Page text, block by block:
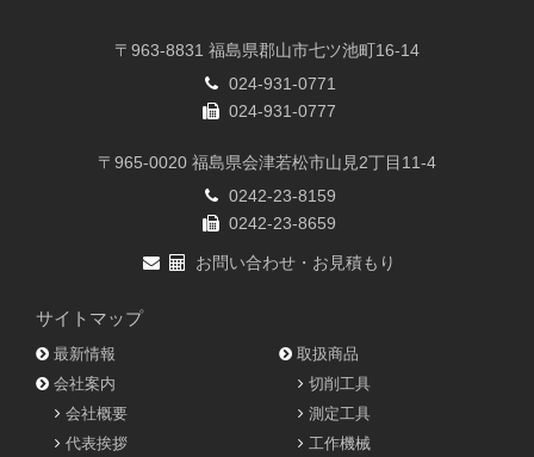
〒963-8831 福島県郡山市七ツ池町16-14
024-931-0771
024-931-0777
〒965-0020 福島県会津若松市山見2丁目11-4
0242-23-8159
0242-23-8659
お問い合わせ・お見積もり
サイトマップ
最新情報
会社案内
会社概要
代表挨拶
取扱商品
切削工具
測定工具
工作機械